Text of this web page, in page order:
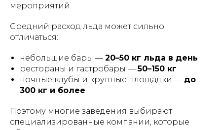
мероприятий.
Средний расход льда может сильно
отличаться:
небольшие бары — 20–50 кг льда в день
рестораны и гастробары —50–150 кг
ночные клубы и крупные площадки — до
300 кг и более
Поэтому многие заведения выбирают
специализированные компании, которые